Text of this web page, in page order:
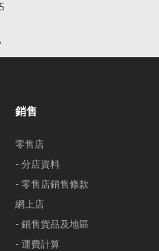
銷售
零售店
- 分店資料
- 零售店銷售條款
網上店
- 銷售貨品及地區
- 運費計算